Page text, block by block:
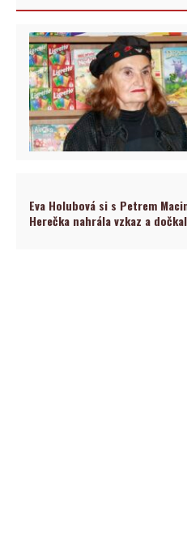
Eva Holubová si s Petrem
Herečka nahrála vzkaz a